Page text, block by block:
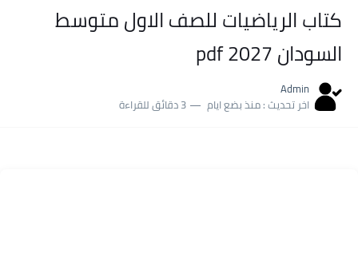
كتاب الرياضيات للصف الاول متوسط
السودان 2027 pdf
Admin
اخر تحديث :منذ بضع ايام 3 دقائق للقراءة